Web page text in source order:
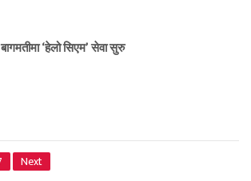
बागमतीमा ‘हेलो सिएम’ सेवा सुरु
Next